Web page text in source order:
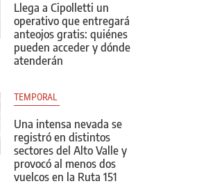
Llega a Cipolletti un
operativo que entregará
anteojos gratis: quiénes
pueden acceder y dónde
atenderán
TEMPORAL
Una intensa nevada se
registró en distintos
sectores del Alto Valle y
provocó al menos dos
vuelcos en la Ruta 151